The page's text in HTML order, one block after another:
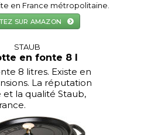
en France métropolitaine.
SUR AMAZON
STAUB
en fonte 8 l
8 litres. Existe en
La réputation
la qualité Staub,